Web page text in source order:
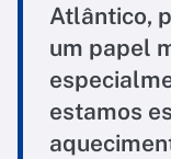
Atlântico,
um papel
estamos